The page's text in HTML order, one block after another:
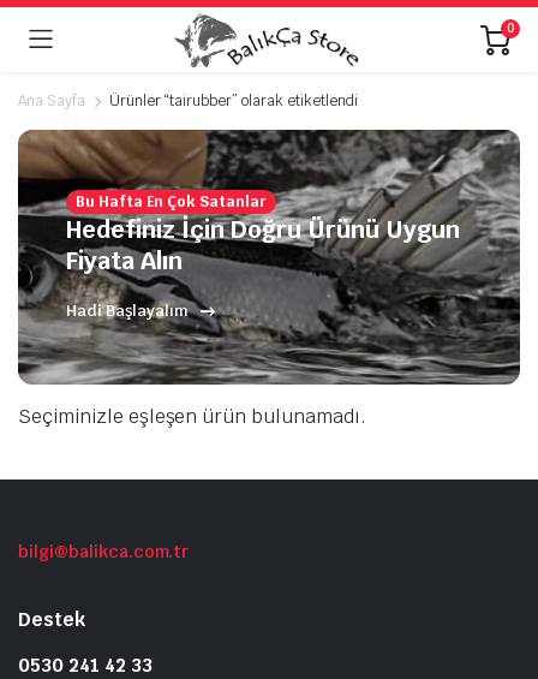
0
Ana Sayfa Ürünler “tairubber” olarak etiketlendi
Bu Hafta En Çok Satanlar
Hedefiniz İçin Doğru Ürünü Uygun
Fiyata Alın
Hadi Başlayalım
Seçiminizle eşleşen ürün bulunamadı.
bilgi@balikca.com.tr
Destek
0530 241 42 33